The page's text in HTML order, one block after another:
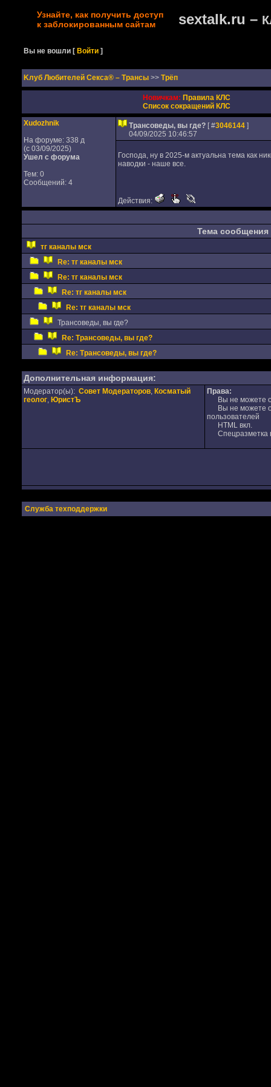
Узнайте, как получить доступ
к заблокированным сайтам
sextalk.ru –
Вы не вошли [Войти ]
Kлуб Любителей Секса® – Трансы >> Трёп
Новичкам: Правила КЛС
Список сокращений КЛС
Xudozhnik
На форуме: 338 д
(с 03/09/2025)
Ушел с форума
Тем: 0
Сообщений: 4
Трансоведы, вы где? [ #3046144]
04/09/2025 10:46:57
Господа, ну в 2025-м актуальна тема как
наводки - наше все.
Действия:
Тема сообщения
тг каналы мск
Re: тг каналы мск
Re: тг каналы мск
Re: тг каналы мск
Re: тг каналы мск
Трансоведы, вы где?
Re: Трансоведы, вы где?
Re: Трансоведы, вы где?
Дополнительная информация:
Модератор(ы): Совет Модераторов, Косматый
геолог, ЮристЪ
Права:
Вы не можете
Вы не можете
пользователей
HTML вкл.
Спецразметка
Служба техподдержки